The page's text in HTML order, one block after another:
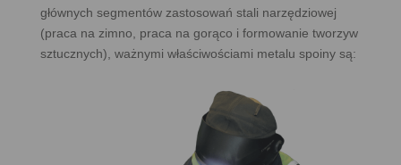
głównych segmentów zastosowań stali narzędziowej
(praca na zimno, praca na gorąco i formowanie tworzyw
sztucznych), ważnymi właściwościami metalu spoiny są: